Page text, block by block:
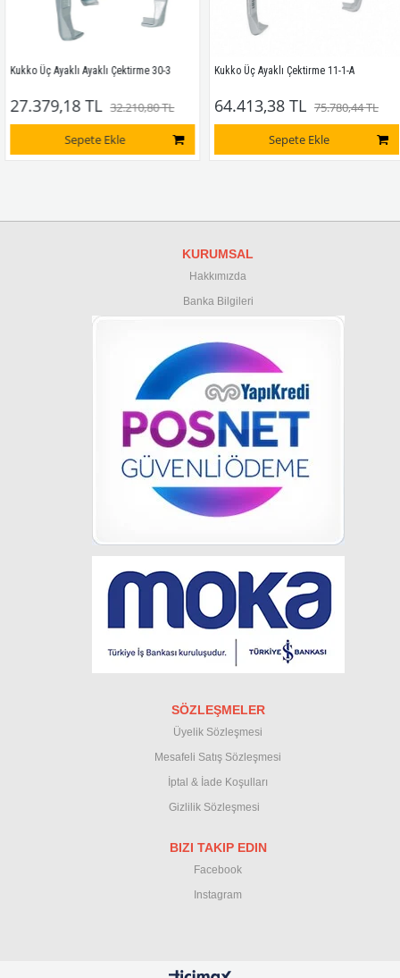
Üç Ayaklı Ayaklı Çektirme 30-3
TL 32.210,80 TL
Sepete Ekle
Kukko Üç Ayaklı Çektirme 11-1-A
64.413,38 TL 75.780,44 TL
Sepete Ekle
KURUMSAL
Hakkımızda
Banka Bilgileri
SÖZLEŞMELER
Üyelik Sözleşmesi
Mesafeli Satış Sözleşmesi
İptal & İade Koşulları
Gizlilik Sözleşmesi
BIZI TAKIP EDIN
Facebook
Instagram